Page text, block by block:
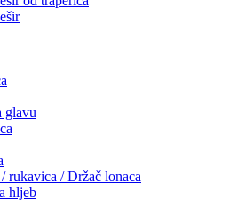
glavu
/ rukavica / Držač lonaca
hljeb